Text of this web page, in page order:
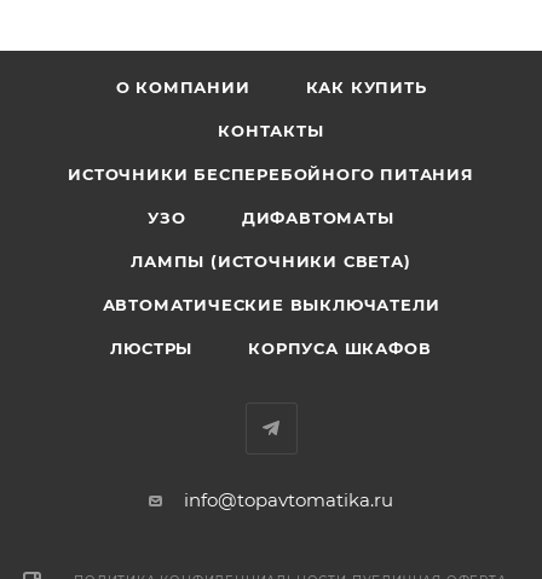
О КОМПАНИИ КАК КУПИТЬ
КОНТАКТЫ
ИСТОЧНИКИ БЕСПЕРЕБОЙНОГО ПИТАНИЯ
УЗО ДИФАВТОМАТЫ
ЛАМПЫ (ИСТОЧНИКИ СВЕТА)
АВТОМАТИЧЕСКИЕ ВЫКЛЮЧАТЕЛИ
ЛЮСТРЫ КОРПУСА ШКАФОВ
info@topavtomatika.ru